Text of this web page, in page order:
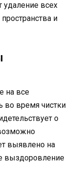
всех
и
на все
во время чистки
о
выявлено на
выздоровление